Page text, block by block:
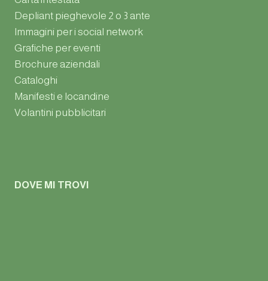
Depliant pieghevole 2 o 3 ante
Immagini per i social network
Grafiche per eventi
Brochure aziendali
Cataloghi
Manifesti e locandine
Volantini pubblicitari
DOVE MI TROVI